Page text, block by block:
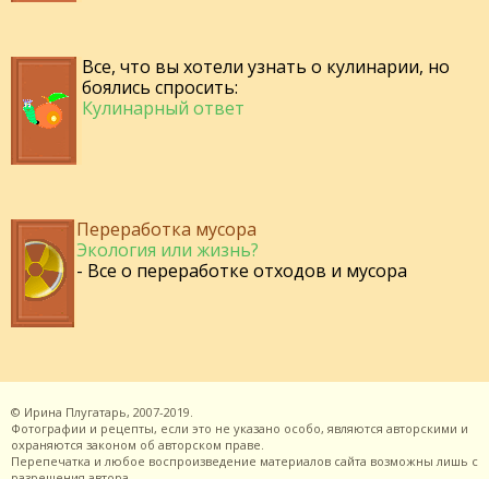
Все, что вы хотели узнать о кулинарии, но
боялись спросить:
Кулинарный ответ
Переработка мусора
Экология или жизнь?
- Все о переработке отходов и мусора
© Ирина Плугатарь, 2007-2019.
Фотографии и рецепты, если это не указано особо, являются авторскими и
охраняются законом об авторском праве.
Перепечатка и любое воспроизведение материалов сайта возможны лишь с